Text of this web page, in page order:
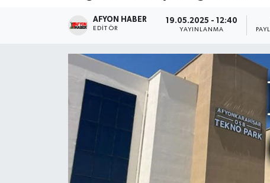
AFYON HABER
EDITÖR
19.05.2025 - 12:40
YAYINLANMA
Magazin